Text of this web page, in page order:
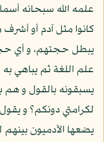
علمه الله سبحانه
كانوا مثل آدم أو
يبطل حجتهم، و أي
علم اللغة ثم يباهي
يسبقونه بالقول و هم
لكرامتي دونكم؟ و
يضعها الآدميون